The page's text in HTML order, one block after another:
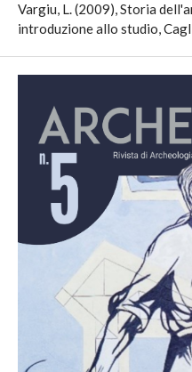
Vargiu, L. (2009), Storia
introduzione allo studio,